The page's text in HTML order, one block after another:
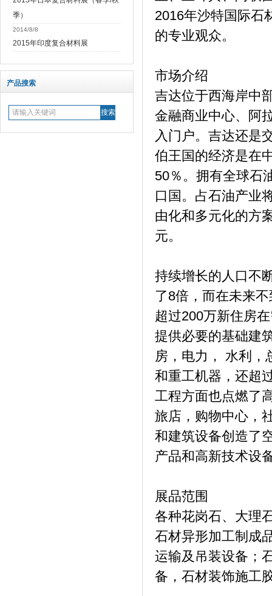
季）
2014/8/8
2015年印度复合材料展
产品搜索
2016年沙特国际石
的专业观众。
市场介绍
吉达位于西海岸中
金融商业中心、阿
入门户。吉达还是
伯王国的经济是在
50％。拥有全球石
口国。占石油产业
由化和多元化的方
元。
持续增长的人口不
了8倍，而在未来
超过200万新住房
提供必要的基础建
房，电力， 水利，
和重工机器，还超
工程方面也点燃了
旅店，购物中心，
和建筑设备创造了
产品和高新技术设
展品范围
各种花岗石、大理
石材异形加工制成
运输及吊装设备；
备，石材装饰施工